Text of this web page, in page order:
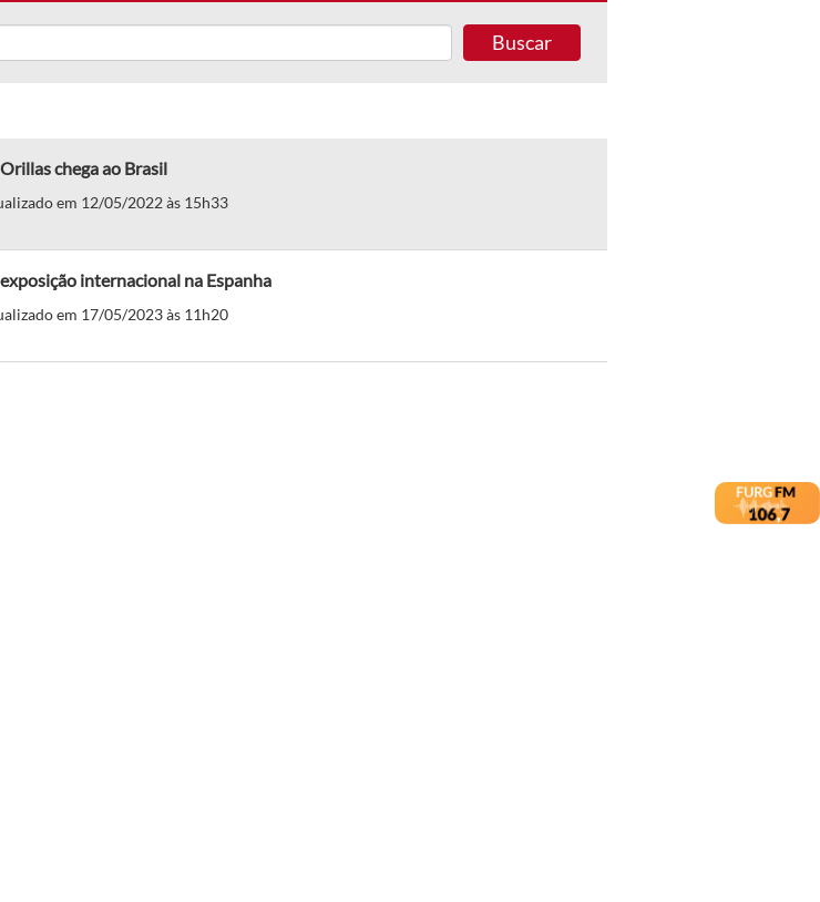
Buscar
chega ao Brasil
em 12/05/2022 às 15h33
internacional na Espanha
em 17/05/2023 às 11h20